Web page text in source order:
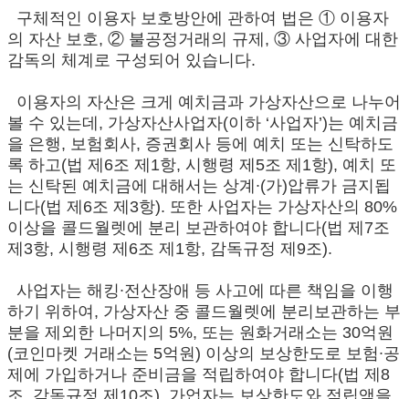
구체적인 이용자 보호방안에 관하여 법은 ① 이용자
의 자산 보호, ② 불공정거래의 규제, ③ 사업자에 대한
감독의 체계로 구성되어 있습니다.
이용자의 자산은 크게 예치금과 가상자산으로 나누어
볼 수 있는데, 가상자산사업자(이하 ‘사업자’)는 예치금
을 은행, 보험회사, 증권회사 등에 예치 또는 신탁하도
록 하고(법 제6조 제1항, 시행령 제5조 제1항), 예치 또
는 신탁된 예치금에 대해서는 상계∙(가)압류가 금지됩
니다(법 제6조 제3항). 또한 사업자는 가상자산의 80%
이상을 콜드월렛에 분리 보관하여야 합니다(법 제7조
제3항, 시행령 제6조 제1항, 감독규정 제9조).
사업자는 해킹∙전산장애 등 사고에 따른 책임을 이행
하기 위하여, 가상자산 중 콜드월렛에 분리보관하는 부
분을 제외한 나머지의 5%, 또는 원화거래소는 30억원
(코인마켓 거래소는 5억원) 이상의 보상한도로 보험∙공
제에 가입하거나 준비금을 적립하여야 합니다(법 제8